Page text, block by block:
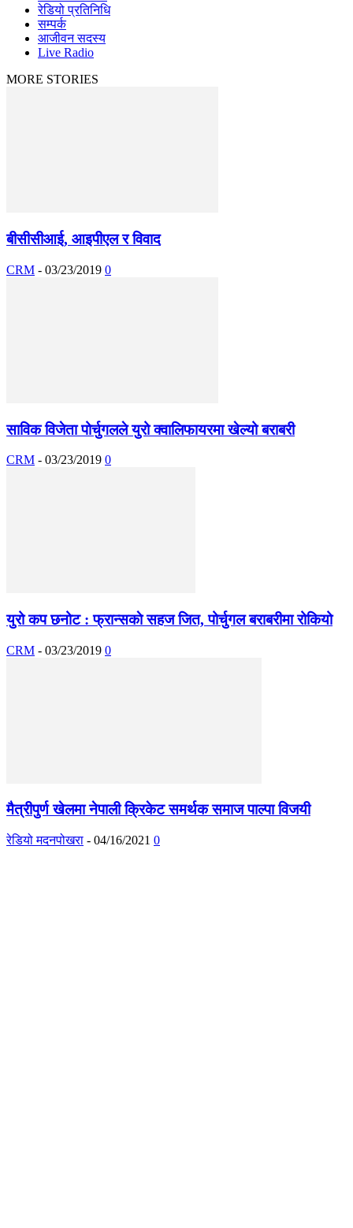
रेडियो प्रतिनिधि
सम्पर्क
आजीवन सदस्य
Live Radio
MORE STORIES
बीसीसीआई, आइपीएल र विवाद
CRM - 03/23/2019 0
साविक विजेता पोर्चुगलले युरो क्वालिफायरमा खेल्यो बराबरी
CRM - 03/23/2019 0
युरो कप छनोट : फ्रान्सकाे सहज जित, पोर्चुगल बराबरीमा रोकियो
CRM - 03/23/2019 0
मैत्रीपुर्ण खेलमा नेपाली क्रिकेट समर्थक समाज पाल्पा विजयी
रेडियो मदनपोखरा - 04/16/2021 0